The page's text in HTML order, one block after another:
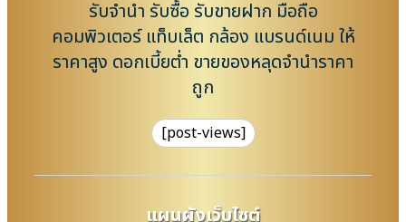
รับจำนำ รับซื้อ รับขายฝาก มือถือ
คอมพิวเตอร์ แท็บเล็ต กล้อง แบรนด์เนม ให้
ราคาสูง ดอกเบี้ยต่ำ ขายของหลุดจำนำราคา
ถูก
[post-views]
แผนผังเว็บไซต์